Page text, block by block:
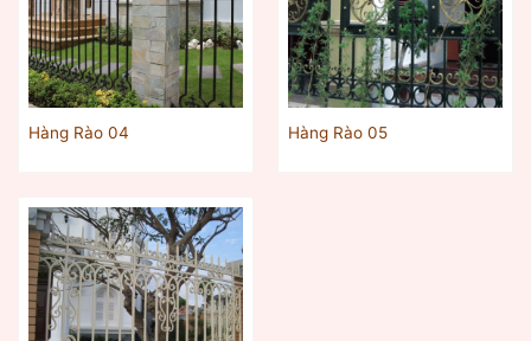
Hàng Rào 04 Hàng Rào 05